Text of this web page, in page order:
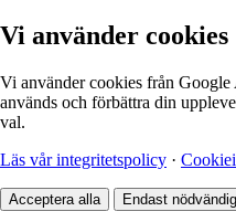
Vi använder cookies
Vi använder cookies från
används och förbättra din
val.
Läs vår integritetspolicy ·
Acceptera alla Endast